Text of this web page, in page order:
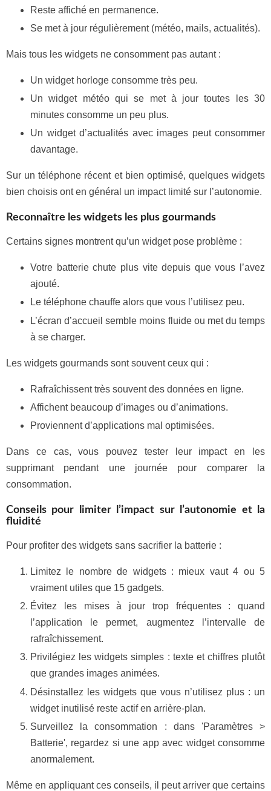
Reste affiché en permanence.
Se met à jour régulièrement (météo, mails, actualités).
Mais tous les widgets ne consomment pas autant :
Un widget horloge consomme très peu.
Un widget météo qui se met à jour toutes les 30
minutes consomme un peu plus.
Un widget d’actualités avec images peut consommer
davantage.
Sur un téléphone récent et bien optimisé, quelques widgets
bien choisis ont en général un impact limité sur l’autonomie.
Reconnaître les widgets les plus gourmands
Certains signes montrent qu’un widget pose problème :
Votre batterie chute plus vite depuis que vous l’avez
ajouté.
Le téléphone chauffe alors que vous l’utilisez peu.
L’écran d’accueil semble moins fluide ou met du temps
à se charger.
Les widgets gourmands sont souvent ceux qui :
Rafraîchissent très souvent des données en ligne.
Affichent beaucoup d’images ou d’animations.
Proviennent d’applications mal optimisées.
Dans ce cas, vous pouvez tester leur impact en les
supprimant pendant une journée pour comparer la
consommation.
Conseils pour limiter l’impact sur l’autonomie et la
fluidité
Pour profiter des widgets sans sacrifier la batterie :
Limitez le nombre de widgets : mieux vaut 4 ou 5
vraiment utiles que 15 gadgets.
Évitez les mises à jour trop fréquentes : quand
l’application le permet, augmentez l’intervalle de
rafraîchissement.
Privilégiez les widgets simples : texte et chiffres plutôt
que grandes images animées.
Désinstallez les widgets que vous n’utilisez plus : un
widget inutilisé reste actif en arrière-plan.
Surveillez la consommation : dans 'Paramètres >
Batterie', regardez si une app avec widget consomme
anormalement.
Même en appliquant ces conseils, il peut arriver que certains